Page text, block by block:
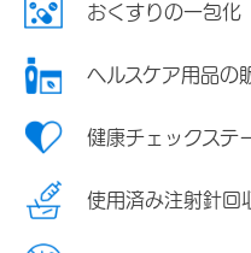
おくすりの一包化
ヘルスケア用品の
健康チェックステ
使用済み注射針回